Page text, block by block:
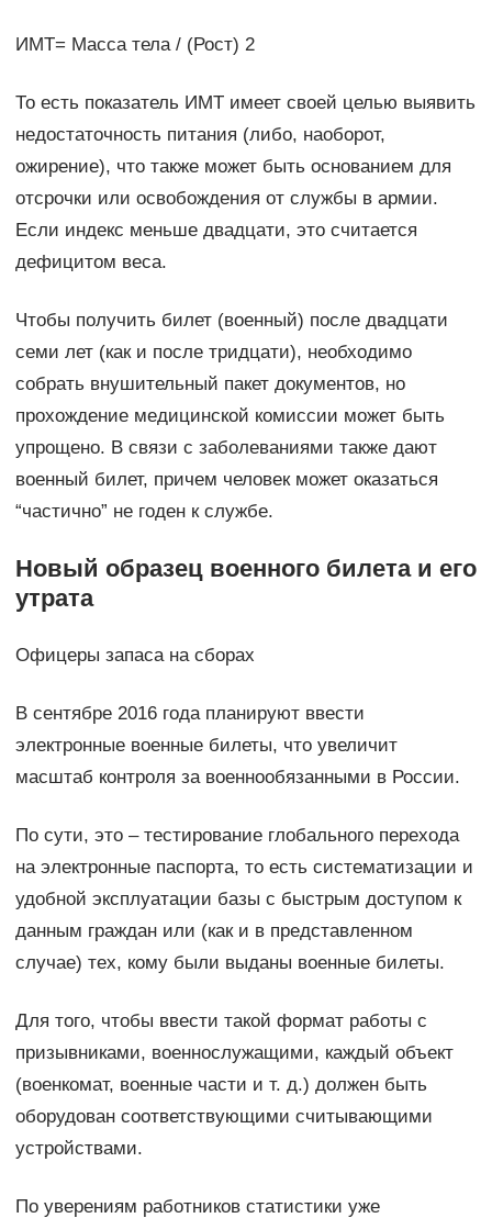
ИМТ= Масса тела / (Рост) 2
То есть показатель ИМТ имеет своей целью выявить
недостаточность питания (либо, наоборот,
ожирение), что также может быть основанием для
отсрочки или освобождения от службы в армии.
Если индекс меньше двадцати, это считается
дефицитом веса.
Чтобы получить билет (военный) после двадцати
семи лет (как и после тридцати), необходимо
собрать внушительный пакет документов, но
прохождение медицинской комиссии может быть
упрощено. В связи с заболеваниями также дают
военный билет, причем человек может оказаться
“частично” не годен к службе.
Новый образец военного билета и его
утрата
Офицеры запаса на сборах
В сентябре 2016 года планируют ввести
электронные военные билеты, что увеличит
масштаб контроля за военнообязанными в России.
По сути, это – тестирование глобального перехода
на электронные паспорта, то есть систематизации и
удобной эксплуатации базы с быстрым доступом к
данным граждан или (как и в представленном
случае) тех, кому были выданы военные билеты.
Для того, чтобы ввести такой формат работы с
призывниками, военнослужащими, каждый объект
(военкомат, военные части и т. д.) должен быть
оборудован соответствующими считывающими
устройствами.
По уверениям работников статистики уже